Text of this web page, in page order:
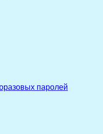
паролей